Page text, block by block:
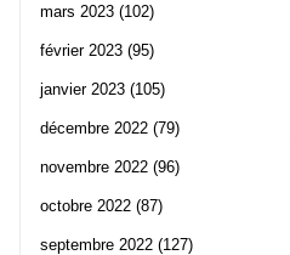
mars 2023 (102)
février 2023 (95)
janvier 2023 (105)
décembre 2022 (79)
novembre 2022 (96)
octobre 2022 (87)
septembre 2022 (127)